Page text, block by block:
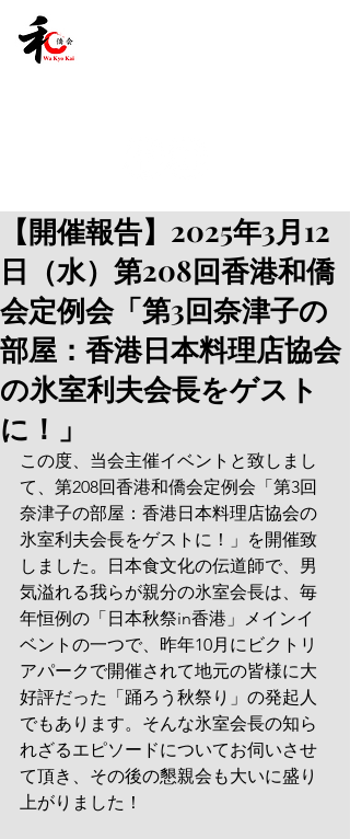
【開催報告】2025年3月12
日（水）第208回香港和僑
会定例会「第3回奈津子の
部屋：香港日本料理店協会
の氷室利夫会長をゲスト
に！」
この度、当会主催イベントと致しまし
て、第208回香港和僑会定例会「第3回
奈津子の部屋：香港日本料理店協会の
氷室利夫会長をゲストに！」を開催致
しました。日本食文化の伝道師で、男
気溢れる我らが親分の氷室会長は、毎
年恒例の「日本秋祭in香港」メインイ
ベントの一つで、昨年10月にビクトリ
アパークで開催されて地元の皆様に大
好評だった「踊ろう秋祭り」の発起人
でもあります。そんな氷室会長の知ら
れざるエピソードについてお伺いさせ
て頂き、その後の懇親会も大いに盛り
上がりました！